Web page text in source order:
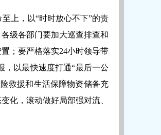
上，以“时时放心不下”的责
级各部门要加大巡查排查和
；要严格落实24小时领导带
，以最快速度打通“最后一公
救援和生活保障物资储备充
化，滚动做好局部强对流、